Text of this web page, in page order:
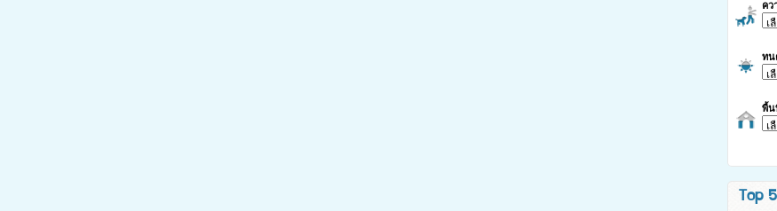
คว
ทน
พื้น
Top